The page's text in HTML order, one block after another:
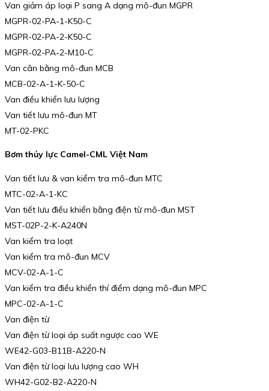
Van giảm áp loại P sang A dạng mô-đun MGPR
MGPR-02-PA-1-K50-C
MGPR-02-PA-2-K50-C
MGPR-02-PA-2-M10-C
Van cân bằng mô-đun MCB
MCB-02-A-1-K-50-C
Van điều khiển lưu lượng
Van tiết lưu mô-đun MT
MT-02-PKC
Bơm thủy lực Camel-CML Việt Nam
Van tiết lưu & van kiểm tra mô-đun MTC
MTC-02-A-1-KC
Van tiết lưu điều khiển bằng điện từ mô-đun MST
MST-02P-2-K-A240N
Van kiểm tra loạt
Van kiểm tra mô-đun MCV
MCV-02-A-1-C
Van kiểm tra điều khiển thí điểm dạng mô-đun MPC
MPC-02-A-1-C
Van điện từ
Van điện từ loại áp suất ngược cao WE
WE42-G03-B11B-A220-N
Van điện từ loại lưu lượng cao WH
WH42-G02-B2-A220-N